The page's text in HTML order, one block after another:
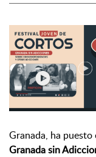
Granada, ha puesto
Granada sin